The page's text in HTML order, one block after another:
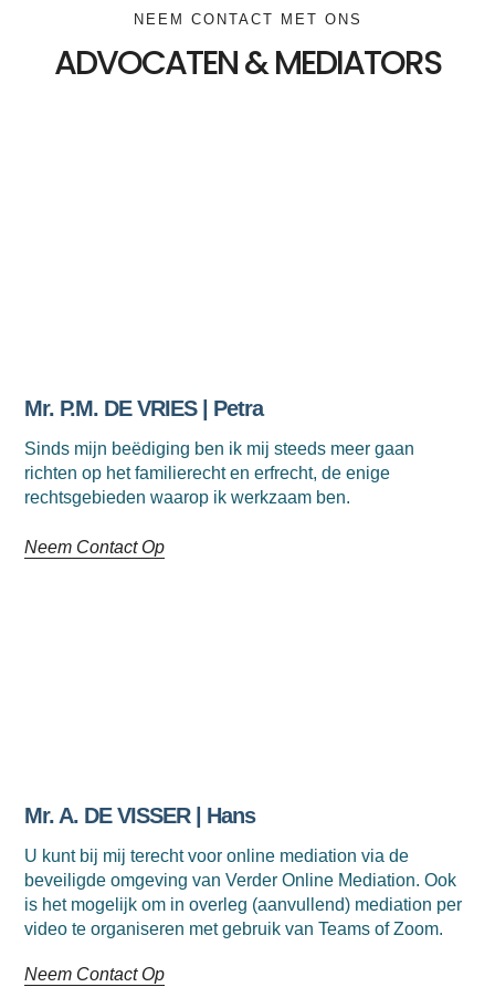
NEEM CONTACT MET ONS
ADVOCATEN & MEDIATORS
Mr. P.M. DE VRIES | Petra
Sinds mijn beëdiging ben ik mij steeds meer gaan
richten op het familierecht en erfrecht, de enige
rechtsgebieden waarop ik werkzaam ben.
Neem Contact Op
Mr. A. DE VISSER | Hans
U kunt bij mij terecht voor online mediation via de
beveiligde omgeving van Verder Online Mediation. Ook
is het mogelijk om in overleg (aanvullend) mediation per
video te organiseren met gebruik van Teams of Zoom.
Neem Contact Op